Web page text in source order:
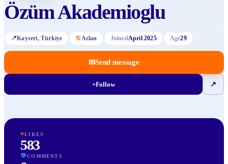
Özüm Akademioglu
📍Kayseri, Türkiye ♋Aslan JoinedApril 2025 Age29
✉Send message
+Follow ↗
♥LIKES
583
💬COMMENTS